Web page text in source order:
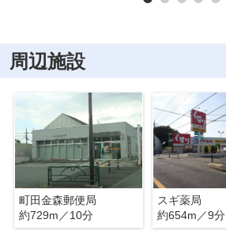
周辺施設
町田金森郵便局
約729m／10分
スギ薬局
約654m／9分